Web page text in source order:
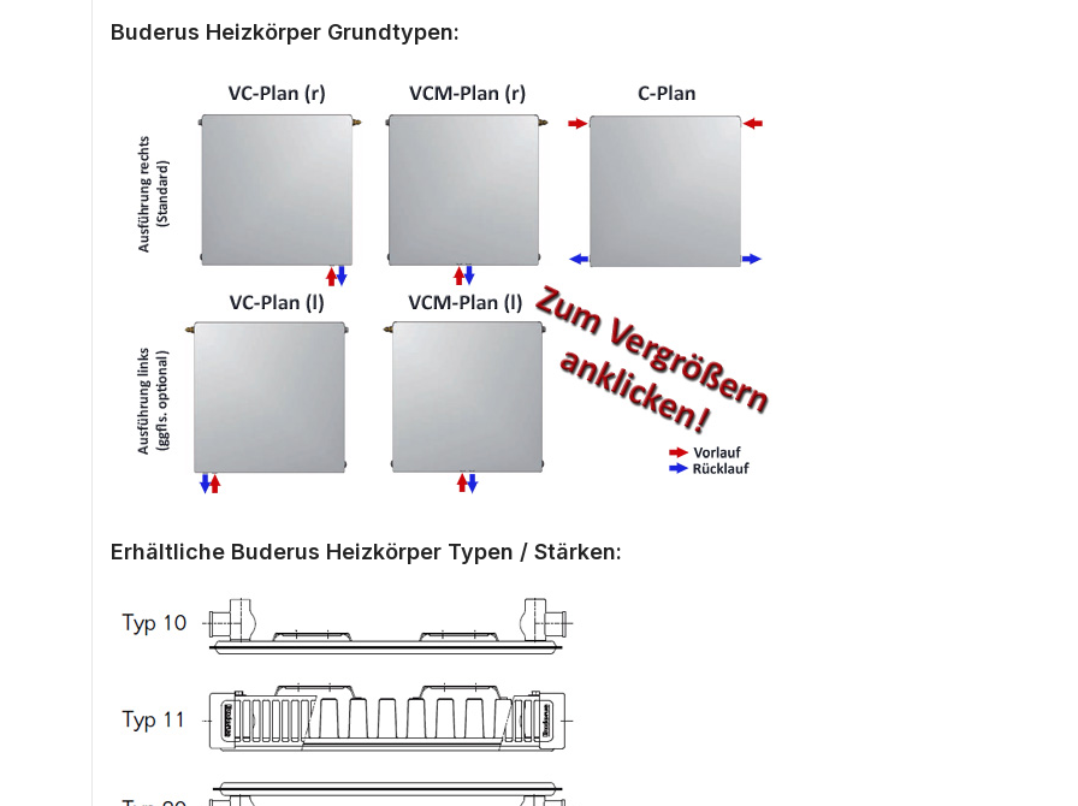
Buderus Heizkörper Grundtypen:
Erhältliche Buderus Heizkörper Typen / Stärken: